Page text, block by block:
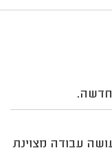
חדשה.
עבודה מצוינת